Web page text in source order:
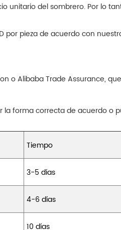
unitario del sombrero. Por lo
pieza de acuerdo con
o Alibaba Trade Assurance,
forma correcta de acuerdo o
Tiempo
3-5 días
4-6 días
10 días